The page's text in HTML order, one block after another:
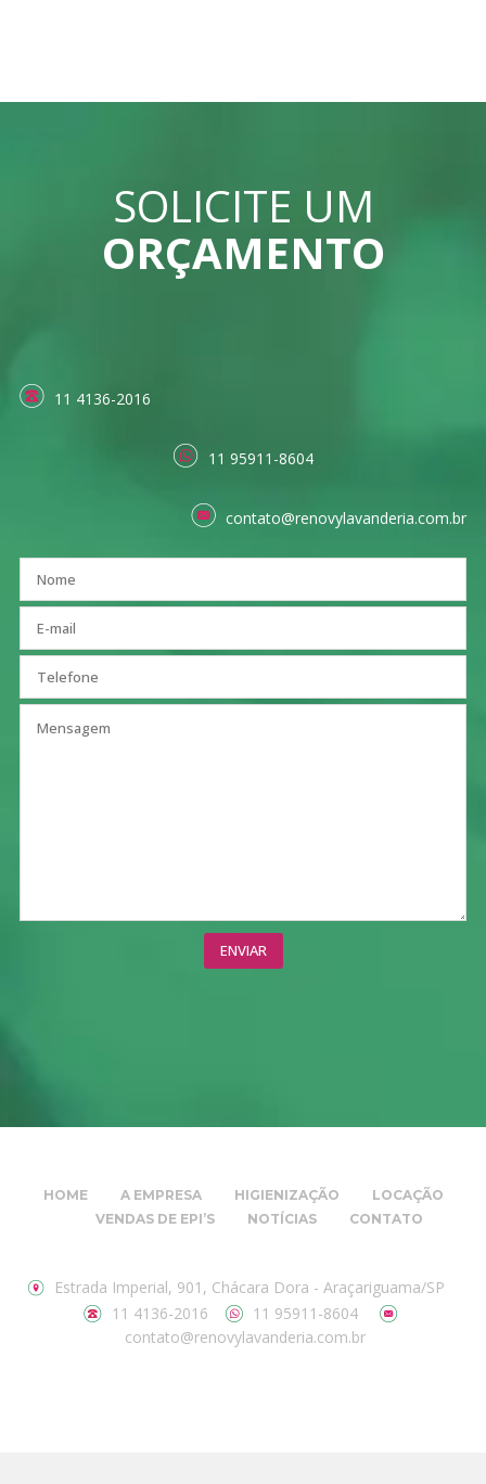
SOLICITE UM
ORÇAMENTO
11 4136-2016
11 95911-8604
contato@renovylavanderia.com.br
HOME A EMPRESA HIGIENIZAÇÃO
LOCAÇÃO
VENDAS DE EPI’S
NOTÍCIAS CONTATO
Estrada Imperial, 901, Chácara Dora - Araçariguama/SP
11 4136-2016
11 95911-8604
contato@renovylavanderia.com.br